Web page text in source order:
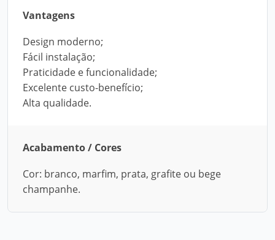
Vantagens
Design moderno;
Fácil instalação;
Praticidade e funcionalidade;
Excelente custo-benefício;
Alta qualidade.
Acabamento / Cores
Cor: branco, marfim, prata, grafite ou bege
champanhe.